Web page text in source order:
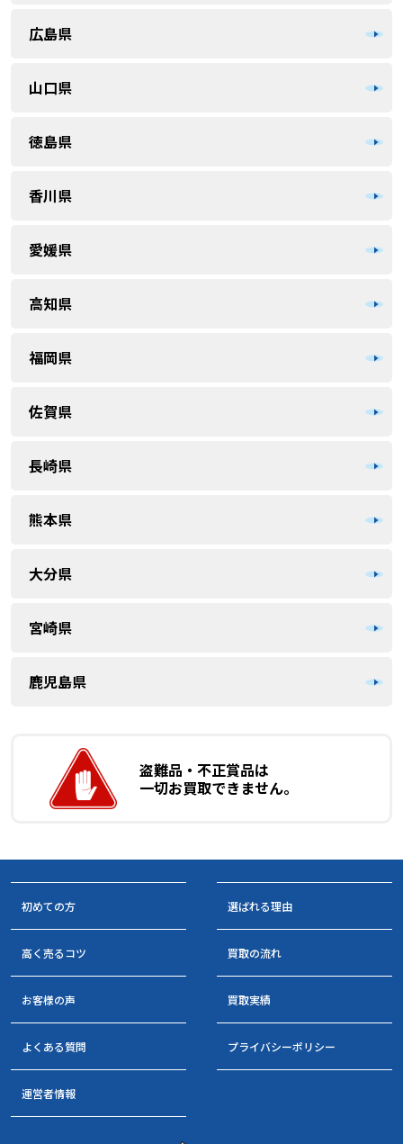
広島県
山口県
徳島県
香川県
愛媛県
高知県
福岡県
佐賀県
長崎県
熊本県
大分県
宮崎県
鹿児島県
盗難品・不正賞品は
一切お買取できません。
初めての方 選ばれる理由
高く売るコツ 買取の流れ
お客様の声 買取実績
よくある質問 プライバシーポリシー
運営者情報